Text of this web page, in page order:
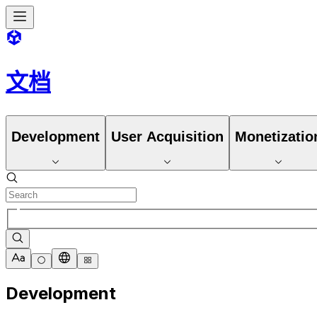
文档
Development User Acquisition
Development